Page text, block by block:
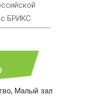
БРИКС
Малый зал